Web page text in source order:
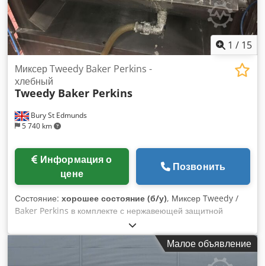
1 / 15
Bury St Edmunds
5 740 km
Миксер Tweedy Baker Perkins -
хлебный
Tweedy Baker Perkins
цене
Позвонить
Состояние: хорошее состояние (б/у), Миксер Tweedy /
Baker Perkins в комплекте с нержавеющей защитной
системой, питательными баками и т.д.. В хорошем
состоянии, мы думаем, что он был восстановлен
Turkington в какой-то момент. Идеально подходит для
Малое объявление